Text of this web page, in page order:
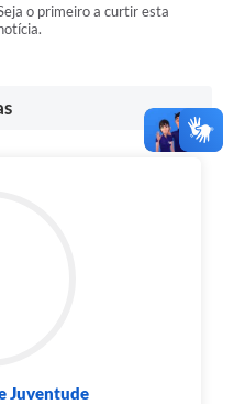
o primeiro a curtir esta
Juventude